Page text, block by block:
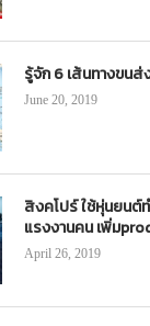
รู้จัก 6 เส้นทางขนส่
June 20, 2019
สิงคโปร์ ใช้หุ่นยนต์
แรงงานคน เพิ่ม
April 26, 2019